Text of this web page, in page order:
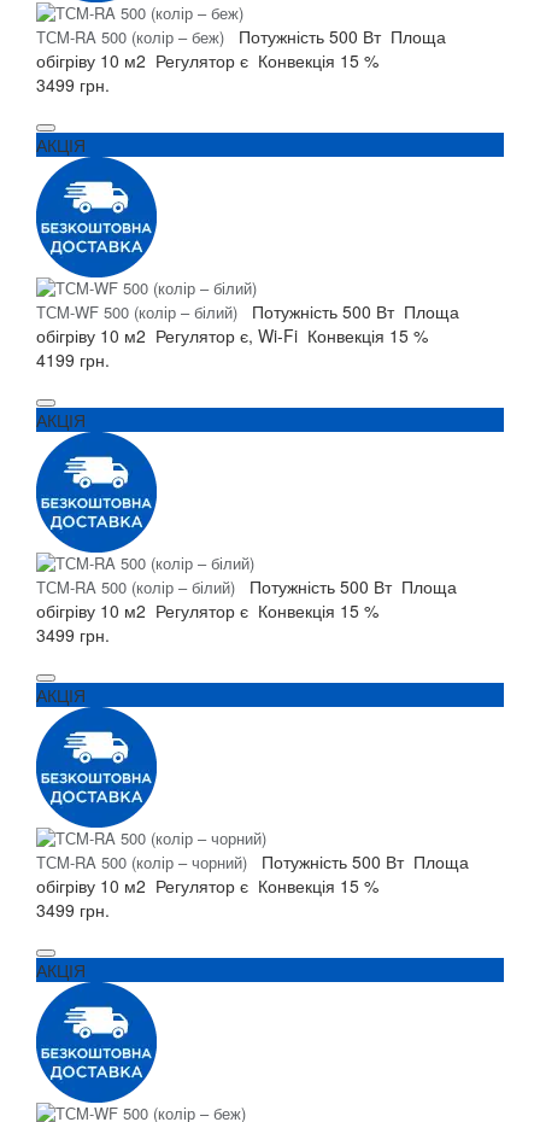
ТСM-RA 500 (колір – беж) Потужність 500 Вт Площа
обігріву 10 м2 Регулятор є Конвекція 15 %
3499 грн.
АКЦІЯ
ТСM-WF 500 (колір – білий) Потужність 500 Вт Площа
обігріву 10 м2 Регулятор є, Wi-Fi Конвекція 15 %
4199 грн.
АКЦІЯ
ТСM-RA 500 (колір – білий) Потужність 500 Вт Площа
обігріву 10 м2 Регулятор є Конвекція 15 %
3499 грн.
АКЦІЯ
ТСM-RA 500 (колір – чорний) Потужність 500 Вт Площа
обігріву 10 м2 Регулятор є Конвекція 15 %
3499 грн.
АКЦІЯ